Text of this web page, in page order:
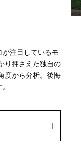
注目しているモ
り押さえた独自の
度から分析。後悔